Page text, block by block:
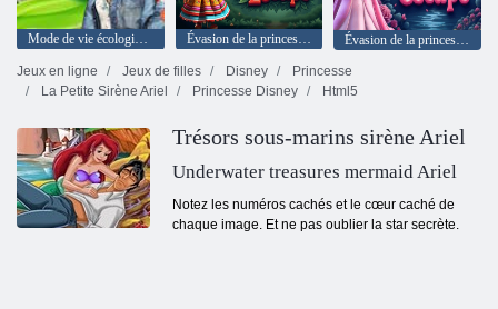
Mode de vie écologique pour les princesses Évasion de la princesse Lyra
Évasion de la princesse Arionna
Jeux en ligne
Jeux de filles Disney
Princesse
La Petite Sirène Ariel
Princesse Disney Html5
Trésors sous-marins sirène Ariel
Underwater treasures mermaid Ariel
Notez les numéros cachés et le cœur caché de
chaque image. Et ne pas oublier la star secrète.